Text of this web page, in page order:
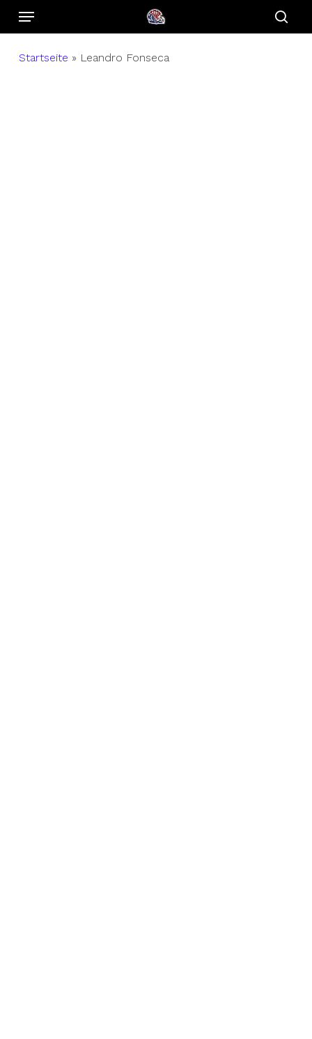
SkipMenu
Startseite » Leandro Fonseca